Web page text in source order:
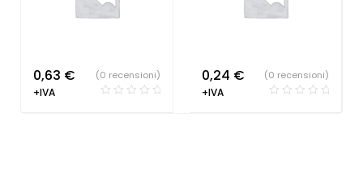
0,63 €
+IVA
(0 recensioni) 0,24 €
+IVA
(0 recensioni)